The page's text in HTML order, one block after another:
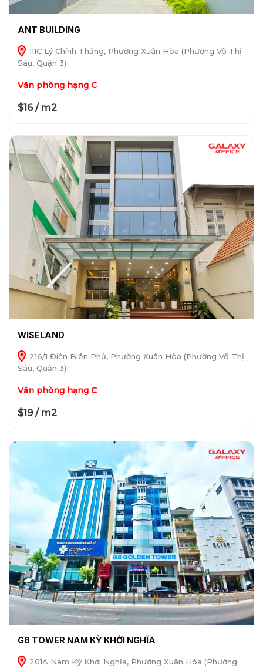
ANT BUILDING
111C Lý Chính Thắng, Phường Xuân Hòa (Phường Võ Thị
Sáu, Quận 3)
Văn phòng hạng C
$16 / m2
WISELAND
216/1 Điện Biên Phủ, Phường Xuân Hòa (Phường Võ Thị
Sáu, Quận 3)
Văn phòng hạng C
$19 / m2
G8 TOWER NAM KỲ KHỞI NGHĨA
201A Nam Kỳ Khởi Nghĩa, Phường Xuân Hòa (Phường